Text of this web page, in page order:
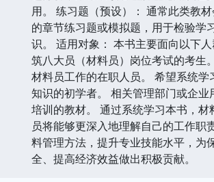
用。 练习题（预设）： 通常此类教
的章节练习题或模拟题，用于检验学
识。 适用对象： 本书主要面向以下
筑八大员（材料员）岗位考试的考生
材料员工作的在职人员。 希望系统学
知识的初学者。 相关管理部门或企业
培训的教材。 通过系统学习本书，材
员将能够更深入地理解自己的工作职
料管理方法，提升专业技能水平，为
全、提高经济效益做出积极贡献。